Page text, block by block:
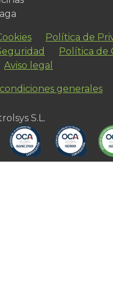
Política de
Política de
Aviso legal
generales
S.L.